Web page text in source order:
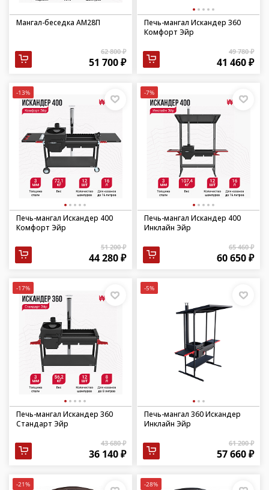
Мангал-беседка АМ28П
62 800 ₽
51 700 ₽
Печь-мангал Искандер 360
Комфорт Эйр
49 780 ₽
41 460 ₽
-13%
Печь-мангал Искандер 400
Комфорт Эйр
51 200 ₽
44 280 ₽
-7%
Печь-мангал Искандер 400
Инклайн Эйр
65 460 ₽
60 650 ₽
-17%
Печь-мангал Искандер 360
Стандарт Эйр
43 680 ₽
36 140 ₽
-5%
Печь-мангал 360 Искандер
Инклайн Эйр
61 200 ₽
57 660 ₽
-21% -28%